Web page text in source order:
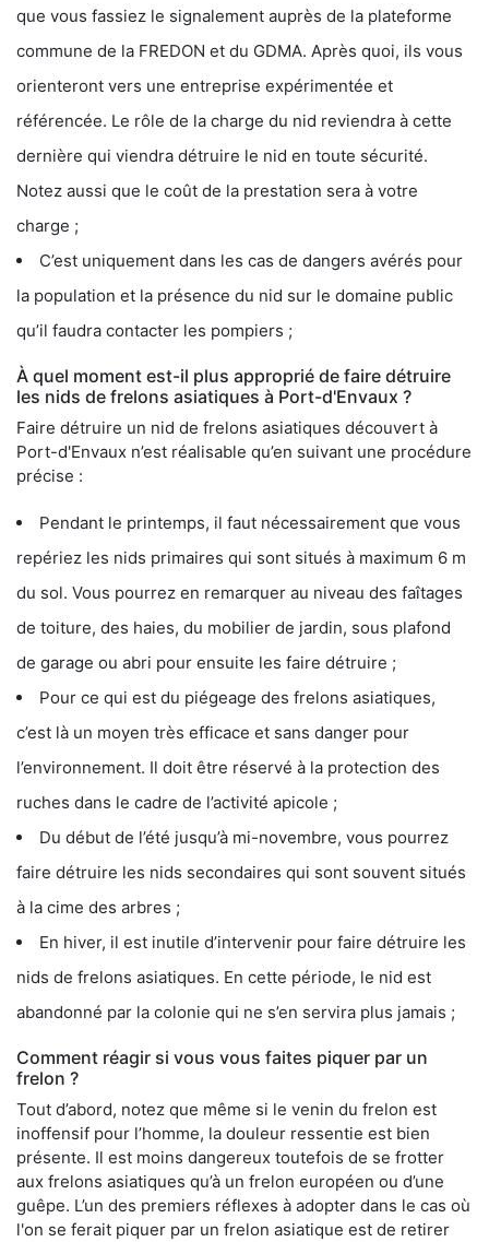
que vous fassiez le signalement auprès de la plateforme
commune de la FREDON et du GDMA. Après quoi, ils vous
orienteront vers une entreprise expérimentée et
référencée. Le rôle de la charge du nid reviendra à cette
dernière qui viendra détruire le nid en toute sécurité.
Notez aussi que le coût de la prestation sera à votre
charge ;
C’est uniquement dans les cas de dangers avérés pour
la population et la présence du nid sur le domaine public
qu’il faudra contacter les pompiers ;
À quel moment est-il plus approprié de faire détruire
les nids de frelons asiatiques à Port-d'Envaux ?
Faire détruire un nid de frelons asiatiques découvert à
Port-d'Envaux n’est réalisable qu’en suivant une procédure
précise :
Pendant le printemps, il faut nécessairement que vous
repériez les nids primaires qui sont situés à maximum 6 m
du sol. Vous pourrez en remarquer au niveau des faîtages
de toiture, des haies, du mobilier de jardin, sous plafond
de garage ou abri pour ensuite les faire détruire ;
Pour ce qui est du piégeage des frelons asiatiques,
c’est là un moyen très efficace et sans danger pour
l’environnement. Il doit être réservé à la protection des
ruches dans le cadre de l’activité apicole ;
Du début de l’été jusqu’à mi-novembre, vous pourrez
faire détruire les nids secondaires qui sont souvent situés
à la cime des arbres ;
En hiver, il est inutile d’intervenir pour faire détruire les
nids de frelons asiatiques. En cette période, le nid est
abandonné par la colonie qui ne s’en servira plus jamais ;
Comment réagir si vous vous faites piquer par un
frelon ?
Tout d’abord, notez que même si le venin du frelon est
inoffensif pour l’homme, la douleur ressentie est bien
présente. Il est moins dangereux toutefois de se frotter
aux frelons asiatiques qu’à un frelon européen ou d’une
guêpe. L’un des premiers réflexes à adopter dans le cas où
l'on se ferait piquer par un frelon asiatique est de retirer